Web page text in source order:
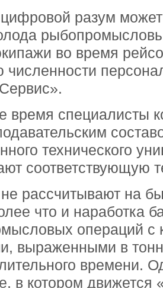
разум
во время
время специалисты
технического
соответствующую
рассчитывают на
что и наработка
операций с
выраженными в
времени.
в котором